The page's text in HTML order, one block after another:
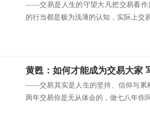
——交易是人生的守望大凡把交易看作
的行当都是极为浅薄的认知，实际上交
——交易其实是人生的坚持、信仰与累
两年交易你是无从体会的，做七八年你